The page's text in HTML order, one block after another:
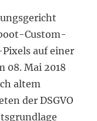
Custom-
Pixels auf einer
08. Mai 2018
altem
der DSGVO